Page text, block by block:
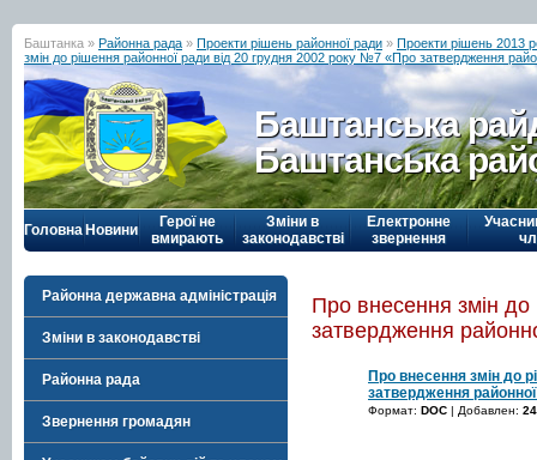
Баштанка » Районна рада » Проекти рішень районної ради » Проекти рішень 2013
змін до рішення районної ради від 20 грудня 2002 року №7 «Про затвердження
Баштанська
Баштанська
Головна Новини
Герої не
вмирають
Зміни в
законодавстві
Електронне
звернення
Районна державна адміністрація
Зміни в законодавстві
Районна рада
Звернення громадян
Про внесення змін
затвердження
Про внесення змін до
затвердження
Формат: DOC | Добавлен: